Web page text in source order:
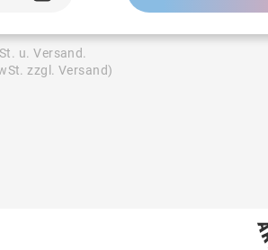
u. Versand.
zzgl. Versand)